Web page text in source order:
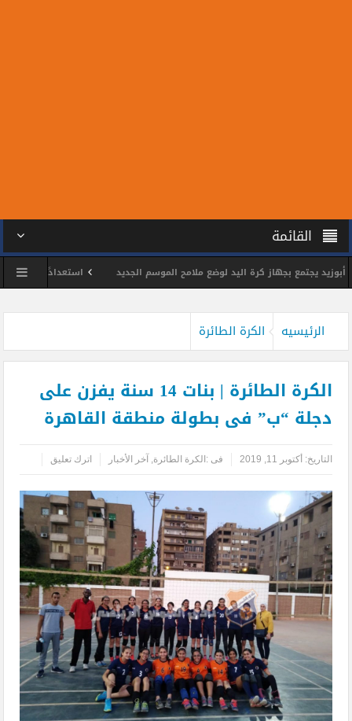
القائمة
يجتمع بجهاز كرة اليد لوضع ملامح الموسم الجديد
استعدادًا للمونديال.. سبعة
الرئيسيه الكرة الطائرة
الكرة الطائرة | بنات 14 سنة يفزن على
دجلة “ب” فى بطولة منطقة القاهرة
التاريخ: أكتوبر 11, 2019 فى : الكرة الطائرة, آخر الأخبار اترك تعليق